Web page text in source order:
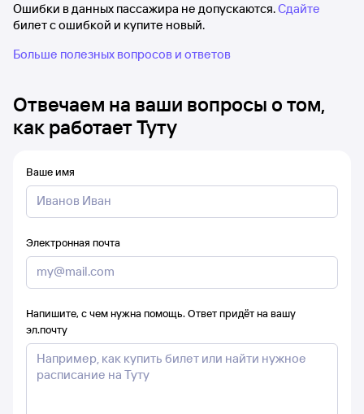
Ошибки в данных пассажира не допускаются.Сдайте
билет с ошибкой и купите новый.
Больше полезных вопросов и ответов
Отвечаем на ваши вопросы о том,
как работает Туту
Ваше имя
Электронная почта
Напишите, с чем нужна помощь. Ответ придёт на вашу
эл.почту